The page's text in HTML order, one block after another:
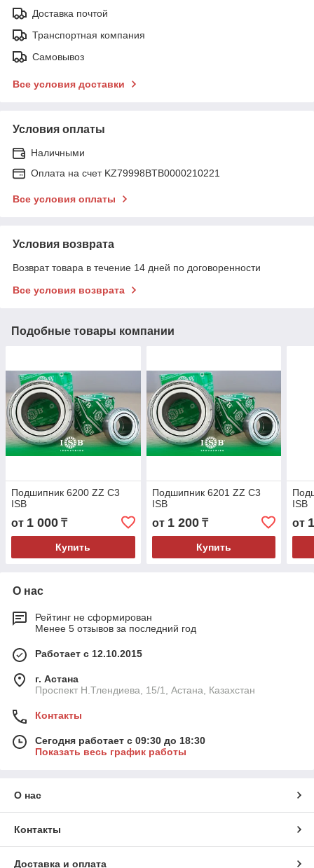
Доставка почтой
Транспортная компания
Самовывоз
Все условия доставки
Условия оплаты
Наличными
Оплата на счет KZ79998BTB0000210221
Все условия оплаты
Условия возврата
Возврат товара в течение 14 дней по договоренности
Все условия возврата
Подобные товары компании
Подшипник 6200 ZZ C3
ISB
от 1 000 ₸
Купить
Подшипник 6201 ZZ C3
ISB
от 1 200₸
Купить
ISB
от
О нас
Рейтинг не сформирован
Менее 5 отзывов за последний год
Работает с 12.10.2015
г. Астана
Проспект Н.Тлендиева, 15/1, Астана, Казахстан
Контакты
Сегодня работает с 09:30 до 18:30
Показать весь график работы
О нас
Контакты
Доставка и оплата